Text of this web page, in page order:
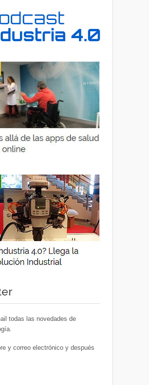
todas las novedades de
y correo electrónico y después